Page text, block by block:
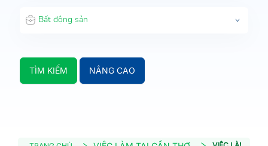
Bất động sản
TÌM KIẾM NÂNG CAO